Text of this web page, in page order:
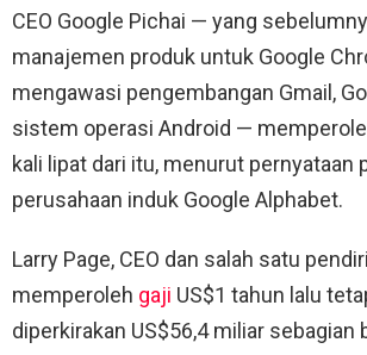
CEO Google Pichai — yang
manajemen produk untuk Google
mengawasi pengembangan Gmail,
sistem operasi Android —
kali lipat dari itu, menurut pernyataan
perusahaan induk Google Alphabet.
Larry Page, CEO dan salah satu
memperoleh gaji US$1 tahun lalu
diperkirakan US$56,4 miliar sebagian